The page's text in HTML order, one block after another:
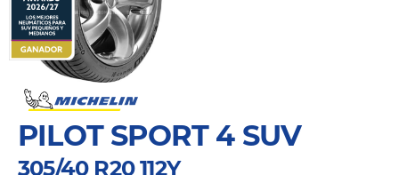
PILOT SPORT 4 SUV
305/40 R20 112Y